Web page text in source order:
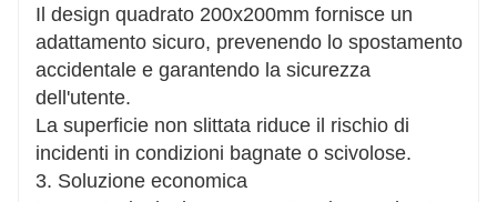
Il design quadrato 200x200mm fornisce un
adattamento sicuro, prevenendo lo spostamento
accidentale e garantendo la sicurezza
dell'utente.
La superficie non slittata riduce il rischio di
incidenti in condizioni bagnate o scivolose.
3. Soluzione economica